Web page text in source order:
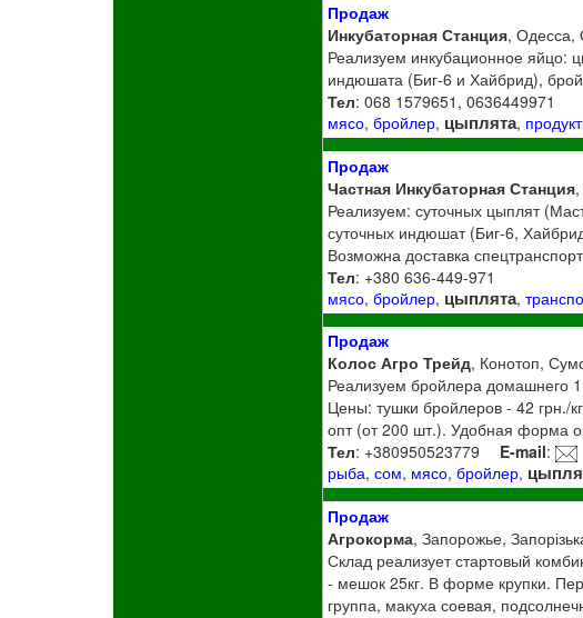
Продаж
Инкубаторная Станция, Одесса,
Реализуем инкубационное яйцо:
индюшата (Биг-6 и Хайбрид),
Тел: 068 1579651, 0636449971
мясо,бройлер, цыплята,
Продаж
Частная Инкубаторная Станция
Реализуем: суточных цыплят
суточных индюшат (Биг-6,
Возможна доставка
Тел: +380 636-449-971
мясо,бройлер, цыплята,
Продаж
Колос Агро Трейд, Конотоп,
Реализуем бройлера домашнего
Цены: тушки бройлеров - 42 грн./
опт (от 200 шт.). Удобная форма
Тел: +380950523779 E-mail:
рыба,сом, мясо,бройлер,
Продаж
Агрокорма, Запорожье,
Склад реализует стартовый
- мешок 25кг. В форме крупки.
группа, макуха соевая,